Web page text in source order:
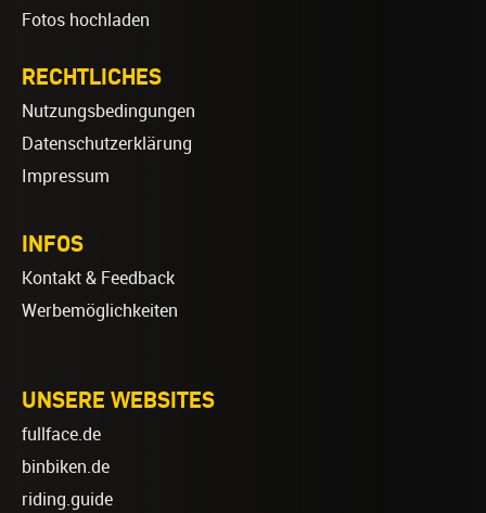
Fotos hochladen
RECHTLICHES
Nutzungsbedingungen
Datenschutzerklärung
Impressum
INFOS
Kontakt & Feedback
Werbemöglichkeiten
UNSERE WEBSITES
fullface.de
binbiken.de
riding.guide